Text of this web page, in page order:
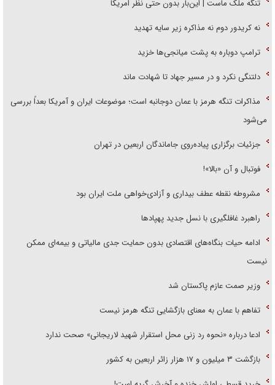
تنگه ملک ماست | این‌بار بدون حتی نظر امریکا
نه کریدور دوم نه مذاکره زیر سایه تهدید
ترامپ دوباره به پشت میانجی‌ها خزید
دلتنگی نکرد و در مسیر جهاد تا شهادت ماند
مذاکرات تنگه هرمز با عمان دوجانبه است؛ موضوعات ایران و آمریکا بعداً بررسی
می‌شود
جزئیات برگزاری پیاده‌روی جاماندگان اربعین در تهران
فوتبال و آن «بالا»!
مشروطه نقطه عطف بیداری و آزادی‌خواهی ملت ایران بود
راهبرد غافلگیری با نسل جدید پهپاد‌ها
ادامه حیات بنگاه‌های اقتصادی بدون حمایت جدی مالیاتی و بیمه‌ای ممکن
نیست
وزیر صمت عازم پاکستان شد
تفاهم با عمان به معنای بازگشایی تنگه هرمز نیست
ادعا درباره «نحوه رد زنی محل استقرار شهید لاریجانی» صحت ندارد
بازگشت ۳ میلیون و ۱۷ هزار زائر اربعین به کشور